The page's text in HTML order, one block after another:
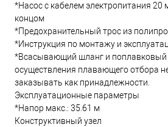
*Насос с кабелем электропитания
концом
*Предохранительный трос из
*Инструкция по монтажу и
*Всасывающий шланг и поплавковый
осуществления плавающего отбора
заказывать как принадлежности.
Эксплуатационные параметры
*Напор макс.: 35.61 м
Конструктивный узел